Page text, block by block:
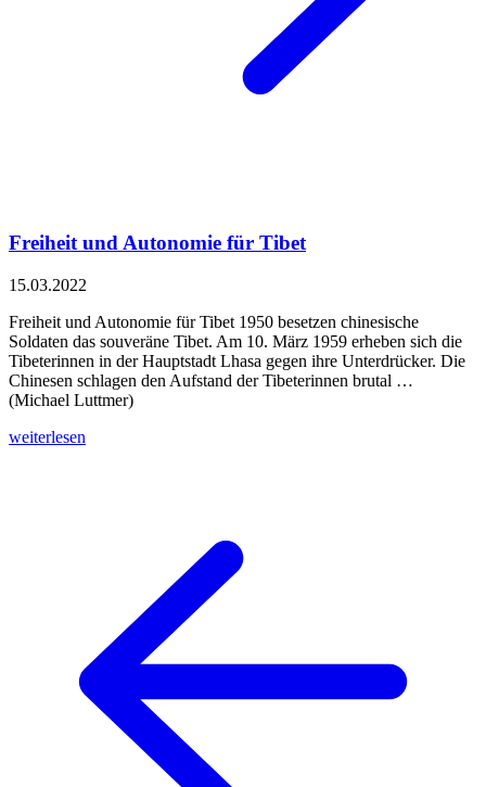
Freiheit und Autonomie für Tibet
15.03.2022
Freiheit und Autonomie für Tibet 1950 besetzen chinesische
Soldaten das souveräne Tibet. Am 10. März 1959 erheben sich die
Tibeterinnen in der Hauptstadt Lhasa gegen ihre Unterdrücker. Die
Chinesen schlagen den Aufstand der Tibeterinnen brutal …
(Michael Luttmer)
weiterlesen